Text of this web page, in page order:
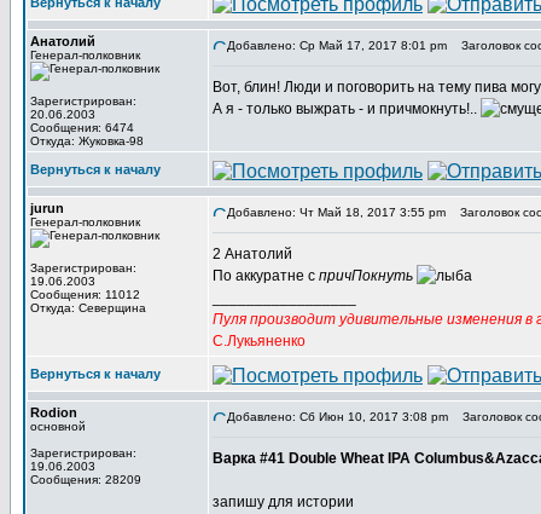
Анатолий
Генерал-полковник
Зарегистрирован:
20.06.2003
Сообщения: 6474
Откуда: Жуковка-98
Добавлено: Ср Май 17, 2017 8:01 pm Заголовок
Вот, блин! Люди и поговорить на тему пива
А я - только выжрать - и причмокнуть!..
Вернуться к началу
jurun
Генерал-полковник
Зарегистрирован:
19.06.2003
Сообщения: 11012
Откуда: Северщина
Добавлено: Чт Май 18, 2017 3:55 pm Заголовок
2 Анатолий
По аккуратне с причПокнуть
Пуля производит удивительные изменения в
С.Лукьяненко
Вернуться к началу
Rodion
основной
Зарегистрирован:
19.06.2003
Сообщения: 28209
Добавлено: Сб Июн 10, 2017 3:08 pm Заголовок
Варка #41 Double Wheat IPA
запишу для истории